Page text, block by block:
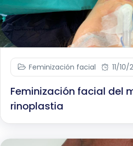
Feminización facial 11/10/
Feminización facial del
rinoplastia